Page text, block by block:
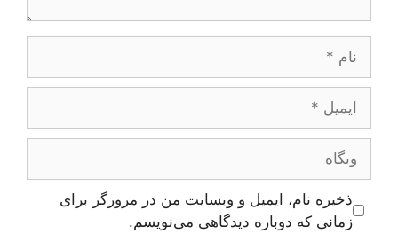
وبگاه
ذخیره نام، ایمیل و وبسایت من در مرورگر برای
زمانی که دوباره دیدگاهی می‌نویسم.